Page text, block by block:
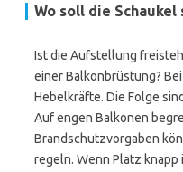
Wo soll die Schaukel
Ist die Aufstellung
einer Balkonbrüstung?
Hebelkräfte. Die Folge
Auf engen Balkonen
Brandschutzvorgaben
regeln. Wenn Platz